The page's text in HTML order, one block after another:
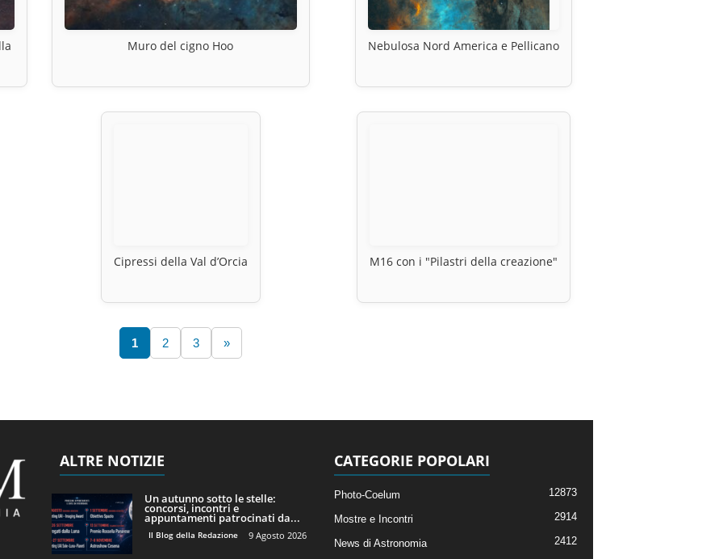
Muro del cigno Hoo Nebulosa Nord America e Pellicano
Cipressi della Val d’Orcia M16 con i "Pilastri della creazione"
1 2 3 »
ALTRE NOTIZIE
Un autunno sotto le stelle:
concorsi, incontri e
appuntamenti patrocinati da...
Il Blog della Redazione 9 Agosto 2026
CATEGORIE POPOLARI
Photo-Coelum 12873
Mostre e Incontri 2914
News di Astronomia
2412